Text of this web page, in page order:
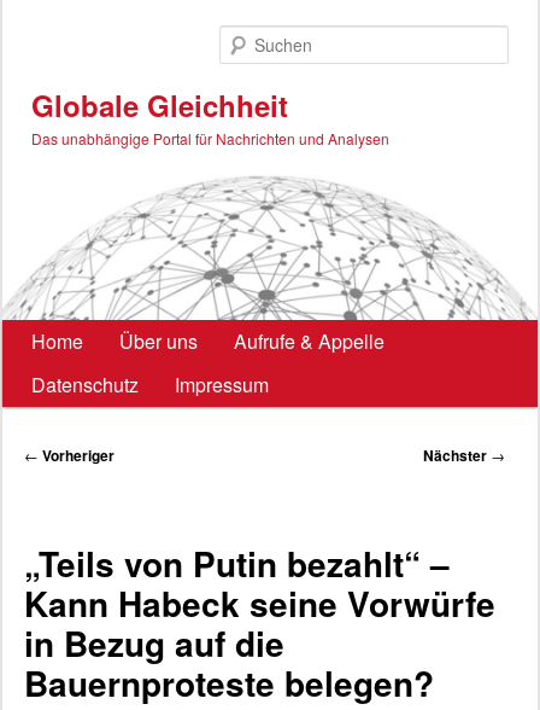
Globale Gleichheit
Das unabhängige Portal für Nachrichten und Analysen
Hauptmenü
Home Über uns
Aufrufe & Appelle
Datenschutz
Impressum
Beitragsnavigation
← Vorheriger Nächster →
„Teils von Putin bezahlt“ –
Kann Habeck seine Vorwürfe
in Bezug auf die
Bauernproteste belegen?